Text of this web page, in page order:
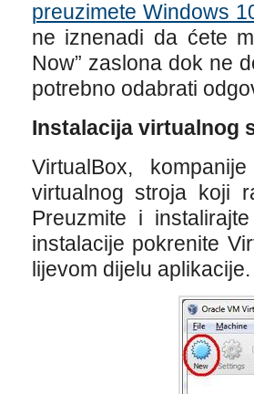
preuzimete Windows
ne iznenadi da ćete
Now” zaslona dok ne
potrebno odabrati
Instalacija virtualnog
VirtualBox,
virtualnog stroja koji
Preuzmite i
instalacije pokrenite
lijevom dijelu aplikacije.